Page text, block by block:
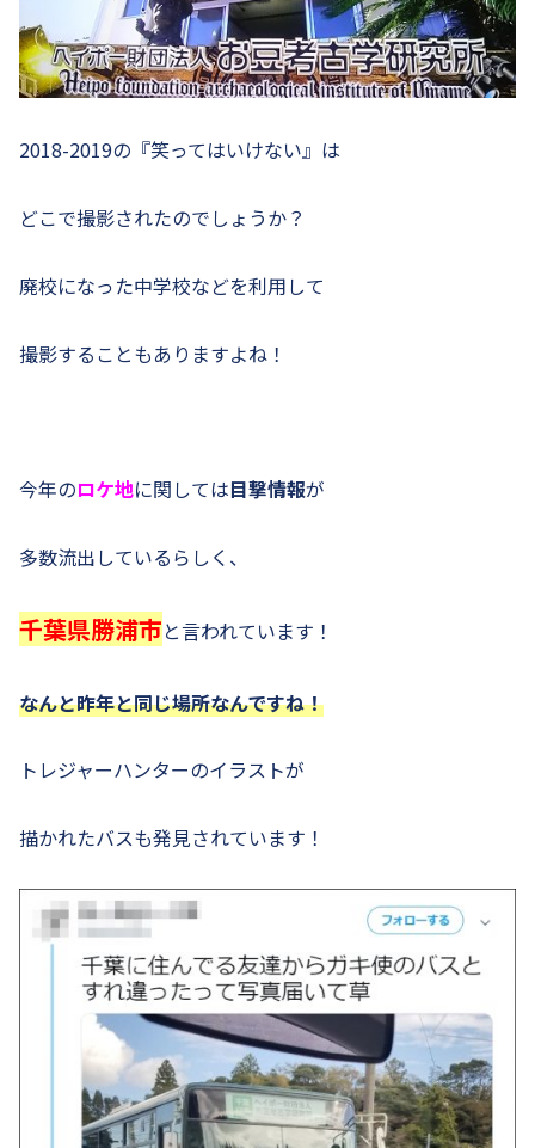
2018-2019の『笑ってはいけない』は
どこで撮影されたのでしょうか？
廃校になった中学校などを利用して
撮影することもありますよね！
今年のロケ地に関しては目撃情報が
多数流出しているらしく、
千葉県勝浦市と言われています！
なんと昨年と同じ場所なんですね！
トレジャーハンターのイラストが
描かれたバスも発見されています！